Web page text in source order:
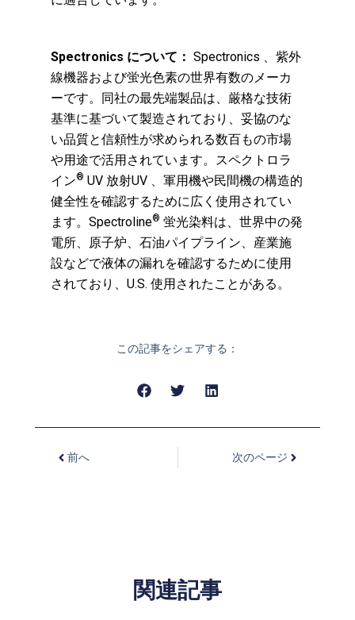
Spectronics について： Spectronics 、紫外
線機器および蛍光色素の世界有数のメーカ
ーです。同社の最先端製品は、厳格な技術
基準に基づいて製造されており、妥協のな
い品質と信頼性が求められる数百もの市場
や用途で活用されています。スペクトロラ
イン® UV 放射UV 、軍用機や民間機の構造的
健全性を確認するために広く使用されてい
ます。Spectroline® 蛍光染料は、世界中の発
電所、原子炉、石油パイプライン、産業施
設などで液体の漏れを確認するために使用
されており、U.S. 使用されたことがある。
この記事をシェアする：
前へ 次のページ
関連記事